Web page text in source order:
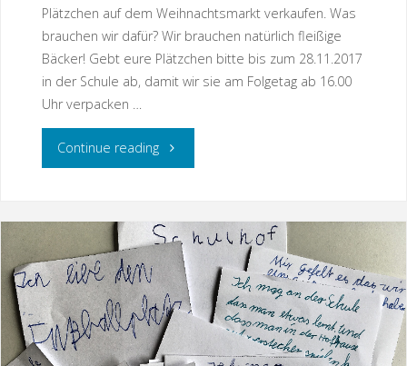
Plätzchen auf dem Weihnachtsmarkt verkaufen. Was
brauchen wir dafür? Wir brauchen natürlich fleißige
Bäcker! Gebt eure Plätzchen bitte bis zum 28.11.2017
in der Schule ab, damit wir sie am Folgetag ab 16.00
Uhr verpacken …
Continue reading"Weihnachtsvorbereitungen"